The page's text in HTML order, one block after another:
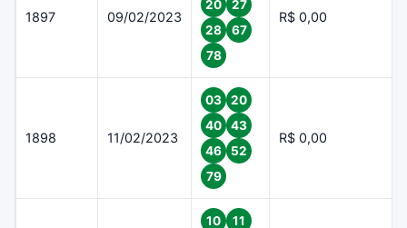
1897 09/02/2023
20
27
28
67
78
R$ 0,00
1898 11/02/2023
03
20
40
43
46
52
79
R$ 0,00
10 11